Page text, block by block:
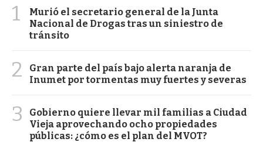
1
Murió el secretario general de la Junta
Nacional de Drogas tras un siniestro de
tránsito
2
Gran parte del país bajo alerta naranja de
Inumet por tormentas muy fuertes y severas
3
Gobierno quiere llevar mil familias a Ciudad
Vieja aprovechando ocho propiedades
públicas: ¿cómo es el plan del MVOT?